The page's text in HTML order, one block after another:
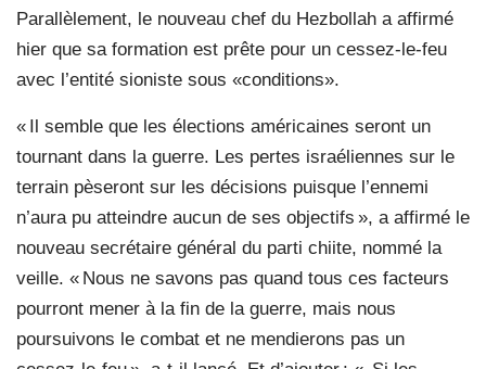
Parallèlement, le nouveau chef du Hezbollah a affirmé
hier que sa formation est prête pour un cessez-le-feu
avec l’entité sioniste sous «conditions».
« Il semble que les élections américaines seront un
tournant dans la guerre. Les pertes israéliennes sur le
terrain pèseront sur les décisions puisque l’ennemi
n’aura pu atteindre aucun de ses objectifs », a affirmé le
nouveau secrétaire général du parti chiite, nommé la
veille. « Nous ne savons pas quand tous ces facteurs
pourront mener à la fin de la guerre, mais nous
poursuivons le combat et ne mendierons pas un